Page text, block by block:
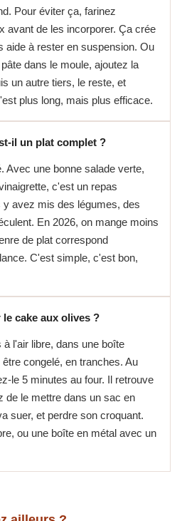
Pour éviter ça, farinez
avant de les incorporer. Ça crée
aide à rester en suspension. Ou
dans le moule, ajoutez la
un autre tiers, le reste, et
plus long, mais plus efficace.
il un plat complet ?
Avec une bonne salade verte,
c'est un repas
y avez mis des légumes, des
En 2026, on mange moins
de plat correspond
C'est simple, c'est bon,
cake aux olives ?
l'air libre, dans une boîte
congelé, en tranches. Au
le 5 minutes au four. Il retrouve
de le mettre dans un sac en
suer, et perdre son croquant.
ou une boîte en métal avec un